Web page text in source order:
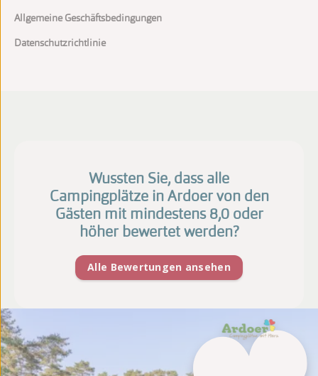
Allgemeine Geschäftsbedingungen
Datenschutzrichtlinie
Wussten Sie, dass alle
Campingplätze in Ardoer von den
Gästen mit mindestens 8,0 oder
höher bewertet werden?
Alle Bewertungen ansehen